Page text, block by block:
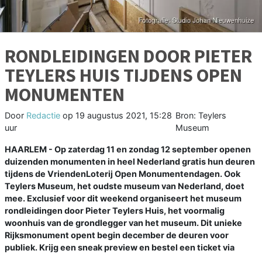
RONDLEIDINGEN DOOR PIETER
TEYLERS HUIS TIJDENS OPEN
MONUMENTEN
Door Redactie op 19 augustus 2021, 15:28
uur
Bron: Teylers
Museum
HAARLEM - Op zaterdag 11 en zondag 12 september openen
duizenden monumenten in heel Nederland gratis hun deuren
tijdens de VriendenLoterij Open Monumentendagen. Ook
Teylers Museum, het oudste museum van Nederland, doet
mee. Exclusief voor dit weekend organiseert het museum
rondleidingen door Pieter Teylers Huis, het voormalig
woonhuis van de grondlegger van het museum. Dit unieke
Rijksmonument opent begin december de deuren voor
publiek. Krijg een sneak preview en bestel een ticket via